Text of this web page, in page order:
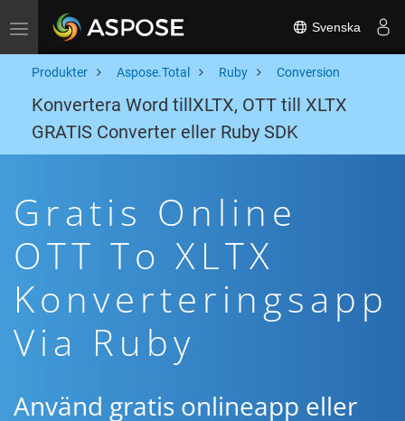
Toggle navigation Svenska
Produkter Aspose.Total Ruby Conversion
Konvertera Word tillXLTX, OTT till XLTX
GRATIS Converter eller Ruby SDK
Gratis Online
OTT To XLTX
Konverteringsapp
Via Ruby
Använd gratis onlineapp eller